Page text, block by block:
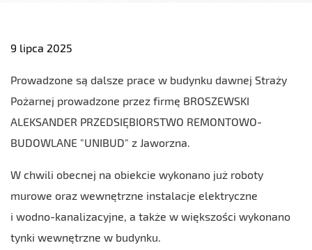
9 lipca 2025
Prowadzone są dalsze prace w budynku dawnej Straży
Pożarnej prowadzone przez firmę BROSZEWSKI
ALEKSANDER PRZEDSIĘBIORSTWO REMONTOWO-
BUDOWLANE "UNIBUD" z Jaworzna.
W chwili obecnej na obiekcie wykonano już roboty
murowe oraz wewnętrzne instalacje elektryczne
i wodno-kanalizacyjne, a także w większości wykonano
tynki wewnętrzne w budynku.